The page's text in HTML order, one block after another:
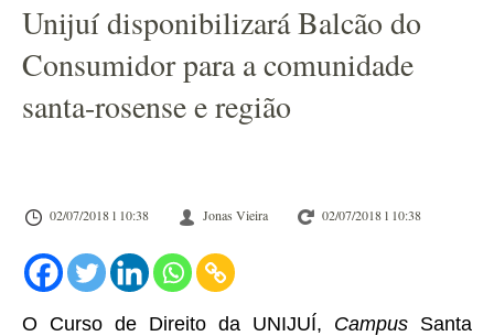
Unijuí disponibilizará Balcão do
Consumidor para a comunidade
santa-rosense e região
02/07/2018 l 10:38 Jonas Vieira 02/07/2018 l 10:38
O Curso de Direito da UNIJUÍ, Campus Santa